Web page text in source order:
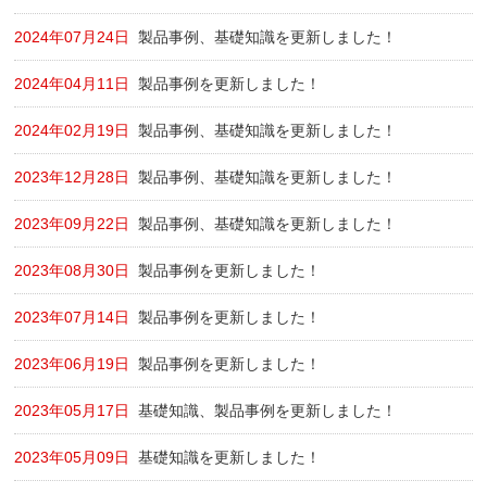
2024年07月24日 製品事例、基礎知識を更新しました！
2024年04月11日 製品事例を更新しました！
2024年02月19日 製品事例、基礎知識を更新しました！
2023年12月28日 製品事例、基礎知識を更新しました！
2023年09月22日 製品事例、基礎知識を更新しました！
2023年08月30日 製品事例を更新しました！
2023年07月14日 製品事例を更新しました！
2023年06月19日 製品事例を更新しました！
2023年05月17日 基礎知識、製品事例を更新しました！
2023年05月09日 基礎知識を更新しました！